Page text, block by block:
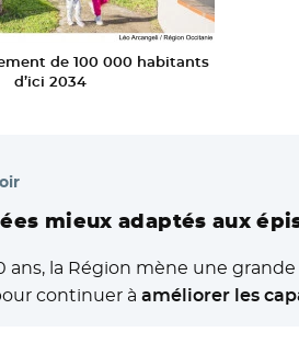
de 100 000 habitants
d’ici 2034
mieux adaptés aux
ans, la Région mène une
continuer à améliorer les